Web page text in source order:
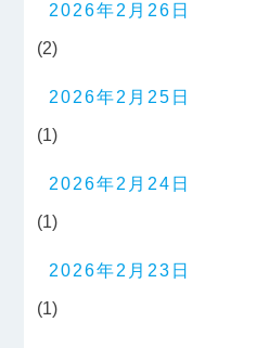
2026年2月26日
(2)
2026年2月25日
(1)
2026年2月24日
(1)
2026年2月23日
(1)